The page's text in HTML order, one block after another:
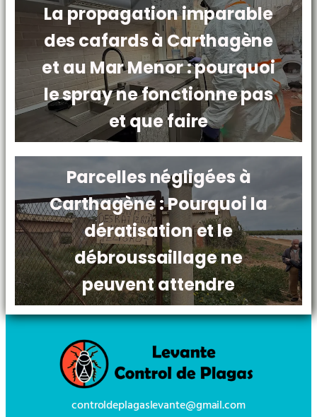
La propagation imparable
des cafards à Carthagène
et au Mar Menor : pourquoi
le spray ne fonctionne pas
et que faire
Parcelles négligées à
Carthagène : Pourquoi la
dératisation et le
débroussaillage ne
peuvent attendre
controldeplagaslevante@gmail.com